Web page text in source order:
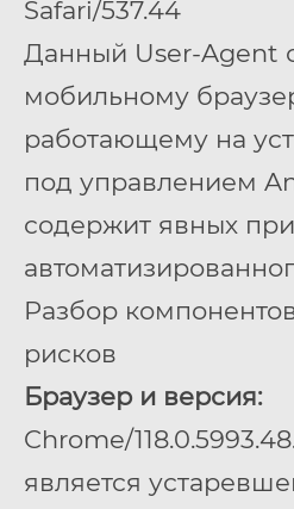
Safari/537.44
Данный User-Agent
мобильному
работающему на
под управлением
содержит явных
Разбор
рисков
Браузер и версия:
Chrome/
является